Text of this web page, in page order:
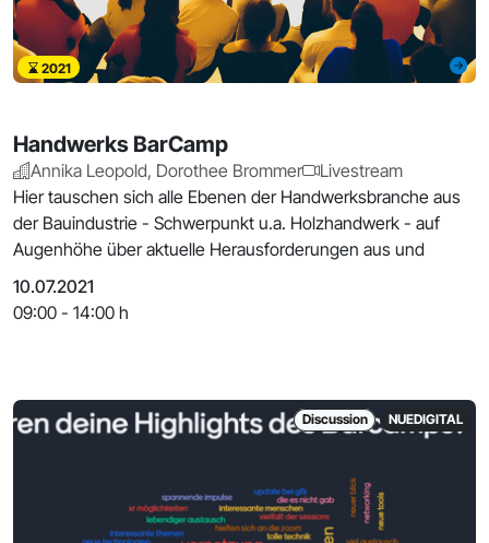
2021
Handwerks BarCamp
Annika Leopold, Dorothee Brommer
Livestream
Hier tauschen sich alle Ebenen der Handwerksbranche aus
der Bauindustrie - Schwerpunkt u.a. Holzhandwerk - auf
Augenhöhe über aktuelle Herausforderungen aus und
10.07.2021
09:00 - 14:00 h
Discussion NUEDIGITAL